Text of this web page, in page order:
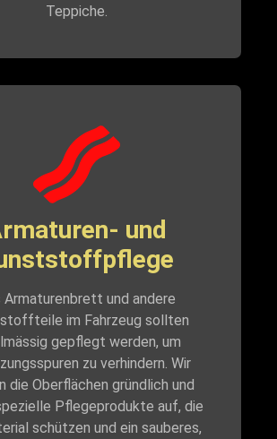
Teppiche.
und
Armaturenbrett und andere
im Fahrzeug sollten
gepflegt werden, um
zu verhindern. Wir
die Oberflächen gründlich und
Pflegeprodukte auf, die
schützen und ein sauberes,